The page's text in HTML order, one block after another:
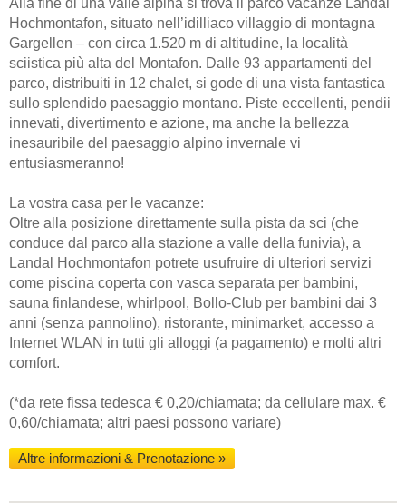
Alla fine di una valle alpina si trova il parco vacanze Landal
Hochmontafon, situato nell’idilliaco villaggio di montagna
Gargellen – con circa 1.520 m di altitudine, la località
sciistica più alta del Montafon. Dalle 93 appartamenti del
parco, distribuiti in 12 chalet, si gode di una vista fantastica
sullo splendido paesaggio montano. Piste eccellenti, pendii
innevati, divertimento e azione, ma anche la bellezza
inesauribile del paesaggio alpino invernale vi
entusiasmeranno!
La vostra casa per le vacanze:
Oltre alla posizione direttamente sulla pista da sci (che
conduce dal parco alla stazione a valle della funivia), a
Landal Hochmontafon potrete usufruire di ulteriori servizi
come piscina coperta con vasca separata per bambini,
sauna finlandese, whirlpool, Bollo-Club per bambini dai 3
anni (senza pannolino), ristorante, minimarket, accesso a
Internet WLAN in tutti gli alloggi (a pagamento) e molti altri
comfort.
(*da rete fissa tedesca € 0,20/chiamata; da cellulare max. €
0,60/chiamata; altri paesi possono variare)
Altre informazioni & Prenotazione »